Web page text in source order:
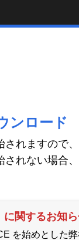
ンロード
れますので
れない場合
に関するお知
を始めとした